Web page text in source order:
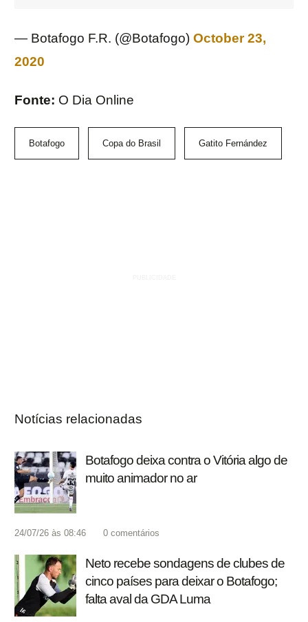
— Botafogo F.R. (@Botafogo) October 23,
2020
Fonte: O Dia Online
Botafogo Copa do Brasil Gatito Fernández
Notícias relacionadas
Botafogo deixa contra o Vitória algo de
muito animador no ar
24/07/26 às 08:46 0 comentários
Neto recebe sondagens de clubes de
cinco países para deixar o Botafogo;
falta aval da GDA Luma